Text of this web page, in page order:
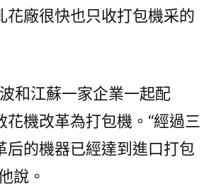
花廠很快也只收打包機采的
和江蘇一家企業一起配
花機改革為打包機。“經過三
后的機器已經達到進口打包
說。